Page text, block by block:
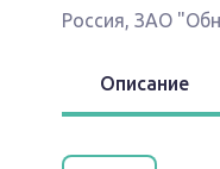
Россия, ЗАО
Описание